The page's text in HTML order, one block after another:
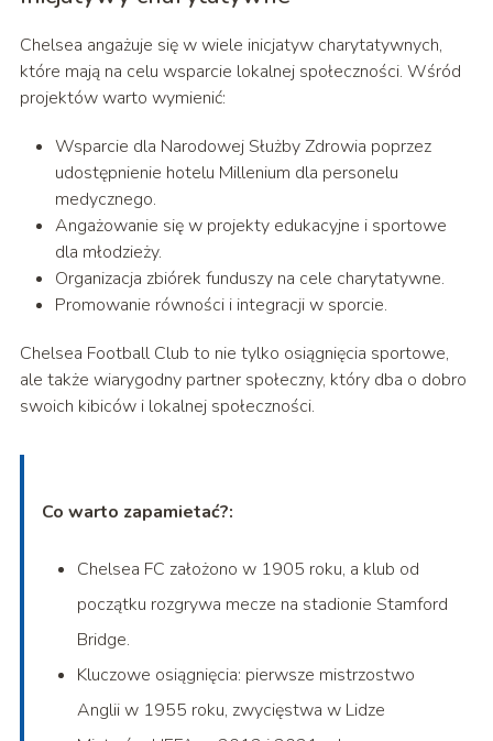
Chelsea angażuje się w wiele inicjatyw charytatywnych,
które mają na celu wsparcie lokalnej społeczności. Wśród
projektów warto wymienić:
Wsparcie dla Narodowej Służby Zdrowia poprzez
udostępnienie hotelu Millenium dla personelu
medycznego.
Angażowanie się w projekty edukacyjne i sportowe
dla młodzieży.
Organizacja zbiórek funduszy na cele charytatywne.
Promowanie równości i integracji w sporcie.
Chelsea Football Club to nie tylko osiągnięcia sportowe,
ale także wiarygodny partner społeczny, który dba o dobro
swoich kibiców i lokalnej społeczności.
Co warto zapamietać?:
Chelsea FC założono w 1905 roku, a klub od
początku rozgrywa mecze na stadionie Stamford
Bridge.
Kluczowe osiągnięcia: pierwsze mistrzostwo
Anglii w 1955 roku, zwycięstwa w Lidze